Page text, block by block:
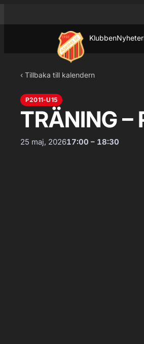
till
KlubbenNyheter
‹ Tillbaka till kalendern
P2011-U15
TRÄNING –
25 maj, 202617:00 – 18:30